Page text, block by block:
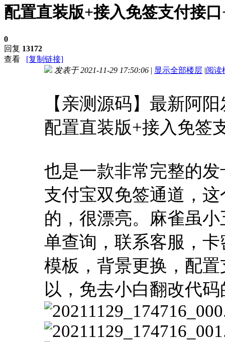
配置直装版+接入免签支付接
0
回复 13172
查看
[复制链接]
发表于 2021-11-29 17:50:06 | 显示全部楼层 |阅读
【亲测源码】最新阿
配置直装版+接入免签
也是一款非常完整的
支付宝双免签通道，
的，很漂亮。麻雀虽
单查询，联系客服，
模板，背景更换，配
以，免去小白翻改代